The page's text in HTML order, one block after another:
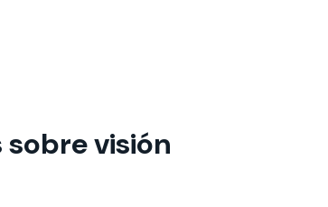
sobre visión